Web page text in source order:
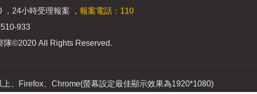
24小時受理報案 ， 報案電話：110
933
隊©2020 All Rights Reserved.
、Firefox、Chrome(螢幕設定最佳顯示效果為1920*1080)